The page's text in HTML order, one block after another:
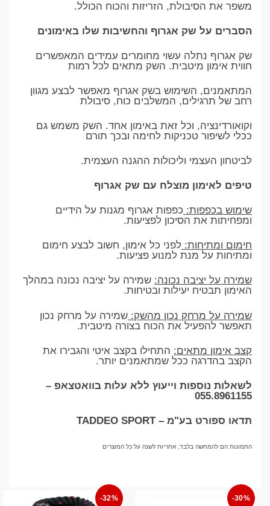
משפר את הסיבולת, הזריזות והכוח הכולל.
הסברים על שק אגרוף והחשיבות שלו באימונים
שק אגרוף נתלה עשוי מחומרים עמידים המאפשרים
חווית אימון מיטבית. השק מתאים לכל רמות
המתאמנים, השימוש בשק אגרוף מאפשר לבצע מגוון
רחב של תרגילים, המשלבים כוח, סיבולת
וקואורדינציה, וכל זאת באימון אחד. השק משמש גם
ככלי לשיפור טכניקות לחימה ובכך תורם
לביטחון העצמי וליכולות ההגנה העצמית.
טיפים לאימון מוצלח עם שק אגרוף
שימוש בכפפות: כפפות אגרוף מגנות על הידיים
ומפחיתות את הסיכון לפציעות.
חימום ומתיחות:לפני כל אימון, חשוב לבצע חימום
ומתיחות על מנת למנוע פציעות.
שמירה על יציבה נכונה: שמירה על יציבה נכונה במהלך
האימון תבטיח יעילות ובטיחות.
שמירה על מרחק נכון מהשק:שמירה על מרחק נכון
תאפשר להפעיל את הכוח בצורה מיטבית.
קצב אימון מתאים: התחילו בקצב איטי והגבירו את
הקצב בהדרגה ככל שמתאמנים יותר.
לשאלות נוספות וייעוץ ללא עלות בוואטצאפ –
055.8961155
תדאו ספורט בע"מ – TADDEO SPORT
התמונות הם להמחשה בלבד, אחריות לשנה על כל המוצרים
-30%
-32%